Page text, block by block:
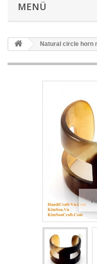
MENÜ
Natural circle horn